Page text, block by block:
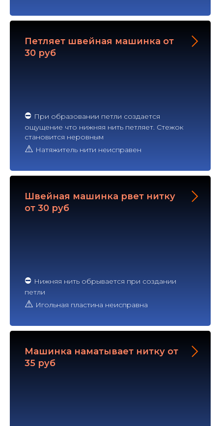
Петляет швейная машинка от
30 руб
⛔ При образовании петли создается
ощущение что нижняя нить петляет. Стежок
становится неровным
⚠ Натяжитель нити неисправен
Швейная машинка рвет нитку
от 30 руб
⛔ Нижняя нить обрывается при создании
петли
⚠ Игольная пластина неисправна
Машинка наматывает нитку от
35 руб